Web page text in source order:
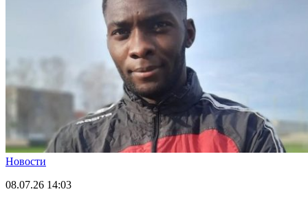
Новости
08.07.26 14:03